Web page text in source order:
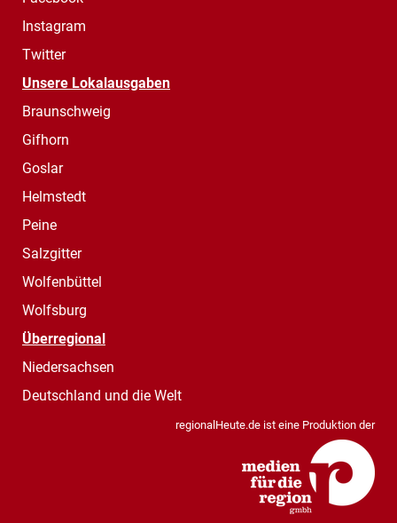
Instagram
Twitter
Unsere Lokalausgaben
Braunschweig
Gifhorn
Goslar
Helmstedt
Peine
Salzgitter
Wolfenbüttel
Wolfsburg
Überregional
Niedersachsen
Deutschland und die Welt
regionalHeute.de ist eine Produktion der